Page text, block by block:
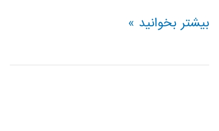
جزوه
سیستم
بیشتر بخوانید »